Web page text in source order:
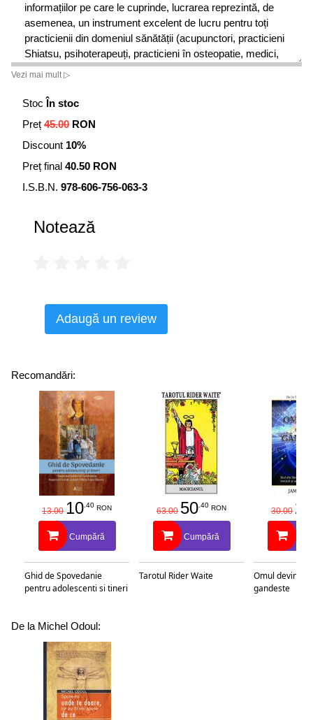
informațiilor pe care le cuprinde, lucrarea reprezintă, de
asemenea, un instrument excelent de lucru pentru toți
practicienii din domeniul sănătății (acupunctori, practicieni
Shiatsu, psihoterapeuți, practicieni în osteopatie, medici,
personal de îngrijire etc.).
Vezi mai mult ▷
Stoc În stoc
Preț 45.00 RON
Discount 10%
Preț final 40.50 RON
I.S.B.N. 978-606-756-063-3
Notează
Adaugă un review
Recomandări:
13.00 10.40 RON
Cumpără
Ghid de Spovedanie
pentru adolescenti si tineri
63.00 50.40 RON
Cumpără
Tarotul Rider Waite
30.00 25
Omul devine
gandeste
De la Michel Odoul: